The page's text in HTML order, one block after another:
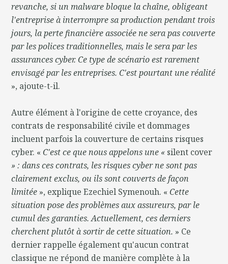
revanche, si un malware bloque la chaîne, obligeant
l'entreprise à interrompre sa production pendant trois
jours, la perte financière associée ne sera pas couverte
par les polices traditionnelles, mais le sera par les
assurances cyber. Ce type de scénario est rarement
envisagé par les entreprises. C'est pourtant une réalité
», ajoute-t-il.
Autre élément à l'origine de cette croyance, des
contrats de responsabilité civile et dommages
incluent parfois la couverture de certains risques
cyber. «C'est ce que nous appelons une « silent cover
» : dans ces contrats, les risques cyber ne sont pas
clairement exclus, ou ils sont couverts de façon
limitée », explique Ezechiel Symenouh. «Cette
situation pose des problèmes aux assureurs, par le
cumul des garanties. Actuellement, ces derniers
cherchent plutôt à sortir de cette situation. » Ce
dernier rappelle également qu'aucun contrat
classique ne répond de manière complète à la